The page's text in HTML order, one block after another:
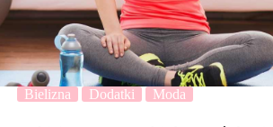
Bielizna Dodatki Moda